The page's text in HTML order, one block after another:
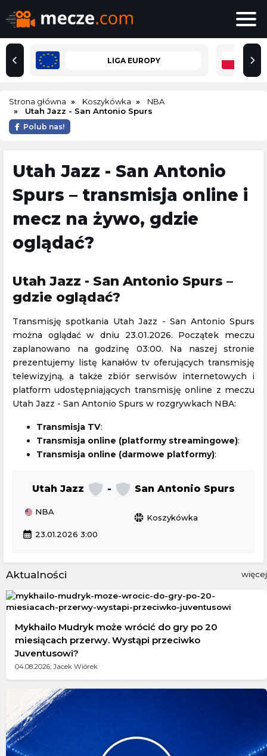
LIGA EUROPY
Strona główna Koszykówka
NBA
Utah Jazz - San Antonio Spurs
Polub nas!
Utah Jazz - San Antonio
Spurs – transmisja online i
mecz na żywo, gdzie
oglądać?
Utah Jazz - San Antonio Spurs –
gdzie oglądać?
Transmisję spotkania Utah Jazz - San Antonio Spurs
można oglądać w dniu 23.01.2026. Początek meczu
zaplanowano na godzinę 03:00. Na naszej stronie
prezentujemy listę kanałów tv oferujących transmisję
telewizyjną, a także zbiór serwisów internetowych i
platform udostępniających transmisję online z meczu
Utah Jazz - San Antonio Spurs w rozgrywkach NBA:
Transmisja TV:
Transmisja online (platformy streamingowe):
Transmisja online (darmowe platformy):
Utah Jazz - San Antonio Spurs
NBA
sports_basketball Koszykówka
calendar_month 23.01.2026 3:00
Aktualności więcej
Mykhailo Mudryk może wrócić do gry po 20
miesiącach przerwy. Wystąpi przeciwko
Juventusowi?
04.08.2026; Jacek Wiórek